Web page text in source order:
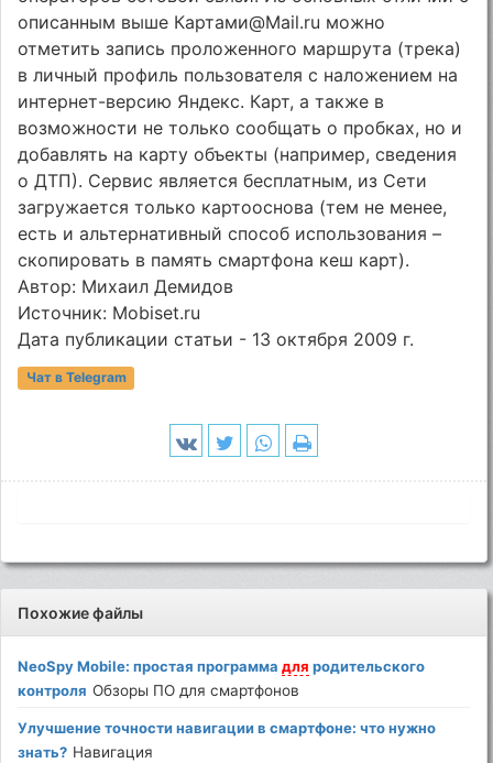
описанным выше Картами@Mail.ru можно
отметить запись проложенного маршрута (трека)
в личный профиль пользователя с наложением на
интернет-версию Яндекс. Карт, а также в
возможности не только сообщать о пробках, но и
добавлять на карту объекты (например, сведения
о ДТП). Сервис является бесплатным, из Сети
загружается только картооснова (тем не менее,
есть и альтернативный способ использования –
скопировать в память смартфона кеш карт).
Автор: Михаил Демидов
Источник: Mobiset.ru
Дата публикации статьи - 13 октября 2009 г.
Чат в Telegram
Похожие файлы
NeoSpy Mobile: простая программадля родительского
контроля Обзоры ПО для смартфонов
Улучшение точности навигации в смартфоне: что нужно
знать? Навигация